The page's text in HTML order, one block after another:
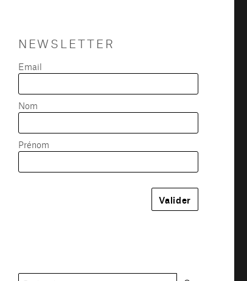
NEWSLETTER
Email
Nom
Prénom
Recherche